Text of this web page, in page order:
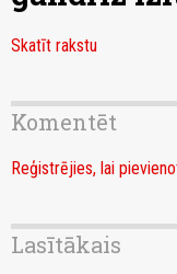
Skatīt rakstu
Komentēt
Reģistrējies, lai
Lasītākais